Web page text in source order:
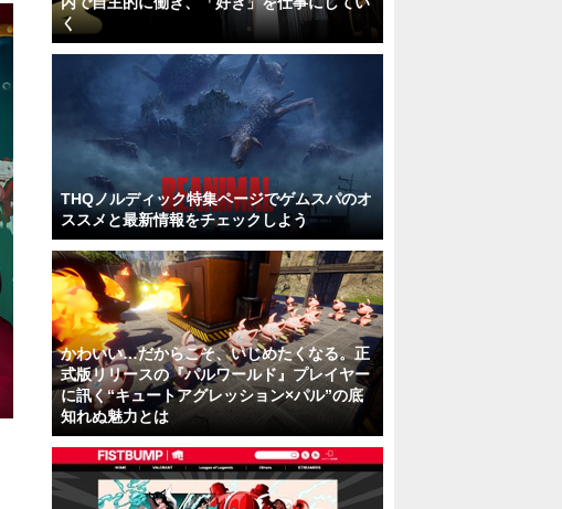
く
THQノルディック特集ページでゲムスパのオ
ススメと最新情報をチェックしよう
かわいい…だからこそ、いじめたくなる。正
式版リリースの『パルワールド』プレイヤー
に訊く“キュートアグレッション×パル”の底
知れぬ魅力とは